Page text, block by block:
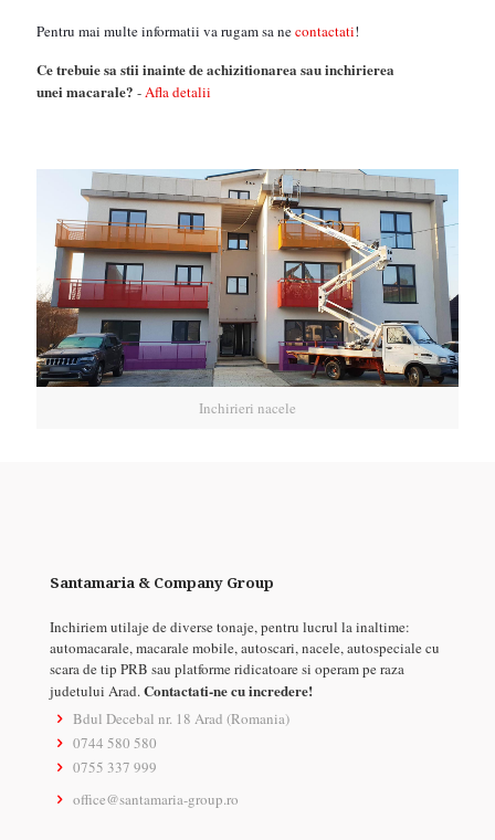
Pentru mai multe informatii va rugam sa necontactati!
Ce trebuie sa stii inainte de achizitionarea sau inchirierea
unei macarale? -Afla detalii
Inchirieri nacele
Santamaria & Company Group
Inchiriem utilaje de diverse tonaje, pentru lucrul la inaltime:
automacarale, macarale mobile, autoscari, nacele, autospeciale cu
scara de tip PRB sau platforme ridicatoare si operam pe raza
judetului Arad.Contactati-ne cu incredere!
Bdul Decebal nr. 18 Arad (Romania)
0744 580 580
0755 337 999
office@santamaria-group.ro